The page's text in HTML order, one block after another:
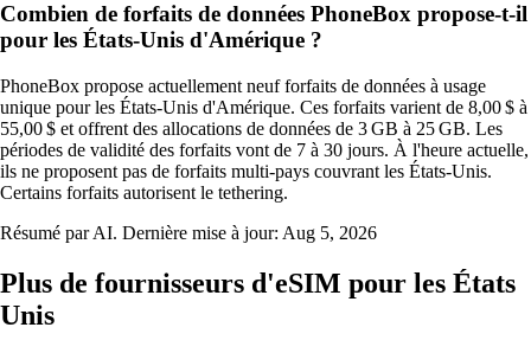
Combien de forfaits de données PhoneBox propose-t-il
pour les États-Unis d'Amérique ?
PhoneBox propose actuellement neuf forfaits de données à usage
unique pour les États-Unis d'Amérique. Ces forfaits varient de 8,00 $ à
55,00 $ et offrent des allocations de données de 3 GB à 25 GB. Les
périodes de validité des forfaits vont de 7 à 30 jours. À l'heure actuelle,
ils ne proposent pas de forfaits multi-pays couvrant les États-Unis.
Certains forfaits autorisent le tethering.
Résumé par AI. Dernière mise à jour: Aug 5, 2026
Plus de fournisseurs d'eSIM pour les États
Unis